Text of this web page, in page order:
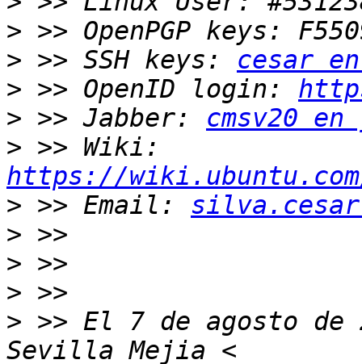
>
> >> SSH keys: cesar
> >> OpenID login:
> >> Jabber: cmsv20
>
https://
> >> Email: silva.cesar
>
>
>
> >> El 7 de agosto de